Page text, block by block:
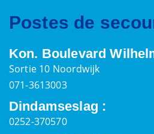
Postes de
Kon. Boulevard
Sortie 10 Noordwijk
071-3613003
Dindamseslag :
0252-370570